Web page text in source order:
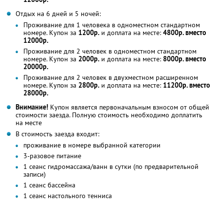
Отдых на 6 дней и 5 ночей:
Проживание для 1 человека в одноместном стандартном
номере. Купон за 1200р. и доплата на месте: 4800р. вместо
12000р.
Проживание для 2 человек в одноместном стандартном
номере. Купон за 2000р. и доплата на месте: 8000р. вместо
20000р.
Проживание для 2 человек в двухместном расширенном
номере. Купон за 2800р. и доплата на месте: 11200р. вместо
28000р.
Внимание! Купон является первоначальным взносом от общей
стоимости заезда. Полную стоимость необходимо доплатить
на месте
В стоимость заезда входит:
проживание в номере выбранной категории
3-разовое питание
1 сеанс гидромассажа/ванн в сутки (по предварительной
записи)
1 сеанс бассейна
1 сеанс настольного тенниса